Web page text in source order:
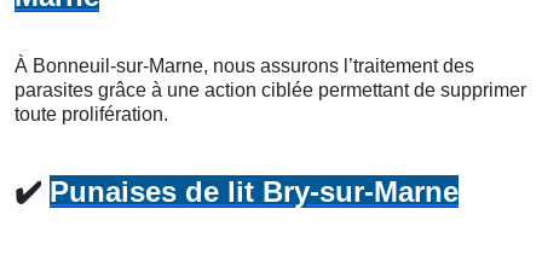
À Bonneuil-sur-Marne, nous assurons l’traitement des
parasites grâce à une action ciblée permettant de supprimer
toute prolifération.
✔️ Punaises de lit Bry-sur-Marne